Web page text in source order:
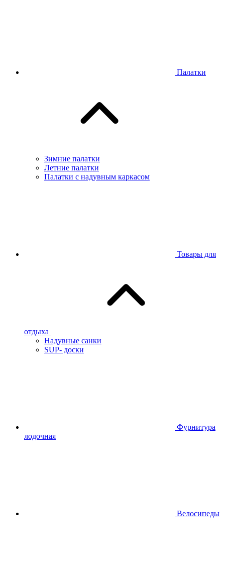
Палатки
Зимние палатки
Летние палатки
Палатки с надувным каркасом
Товары для
отдыха
Надувные санки
SUP- доски
Фурнитура
лодочная
Велосипеды